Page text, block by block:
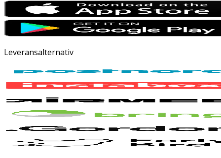
Leveransalternativ